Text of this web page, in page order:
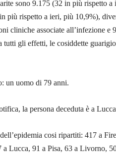
sono 9.175 (32 in più rispetto
più rispetto a ieri, più 10,9%),
cliniche associate all’infezione e
tutti gli effetti, le cosiddette
un uomo di 79 anni.
la persona deceduta è a
cosi ripartiti: 417 a
a Lucca, 91 a Pisa, 63 a Livorno,